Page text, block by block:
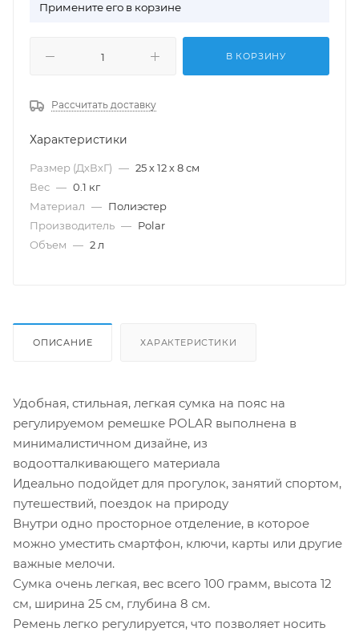
Примените его в корзине
В КОРЗИНУ
Рассчитать доставку
Характеристики
Размер (ДхВхГ) — 25 х 12 х 8 см
Вес — 0.1 кг
Материал — Полиэстер
Производитель — Polar
Объем — 2 л
ОПИСАНИЕ ХАРАКТЕРИСТИКИ
Удобная, стильная, легкая сумка на пояс на
регулируемом ремешке POLAR выполнена в
минималистичном дизайне, из
водоотталкивающего материала
Идеально подойдет для прогулок, занятий спортом,
путешествий, поездок на природу
Внутри одно просторное отделение, в которое
можно уместить смартфон, ключи, карты или другие
важные мелочи.
Сумка очень легкая, вес всего 100 грамм, высота 12
см, ширина 25 см, глубина 8 см.
Ремень легко регулируется, что позволяет носить